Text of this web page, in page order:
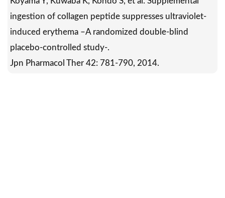
ingestion of collagen peptide suppresses ultraviolet-
induced erythema –A randomized double-blind
placebo-controlled study-.
Jpn Pharmacol Ther 42: 781-790, 2014.